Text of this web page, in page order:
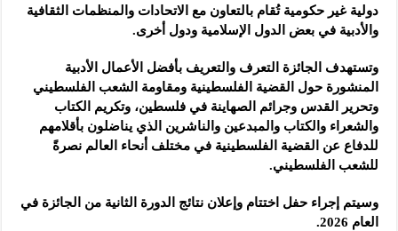
دولية غير حكومية تُقام بالتعاون مع الاتحادات والمنظمات الثقافية
والأدبية في بعض الدول الإسلامية ودول أخرى.
وتستهدف الجائزة التعرف والتعريف بأفضل الأعمال الأدبية
المنشورة حول القضية الفلسطينية ومقاومة الشعب الفلسطيني
وتحرير القدس وجرائم الصهاينة في فلسطين، وتكريم الكتاب
والشعراء والكتاب والمبدعين والناشرين الذي يناضلون بأقلامهم
للدفاع عن القضية الفلسطينية في مختلف أنحاء العالم نصرةً
للشعب الفلسطيني.
وسيتم إجراء حفل اختتام وإعلان نتائج الدورة الثانية من الجائزة في
العام 2026.